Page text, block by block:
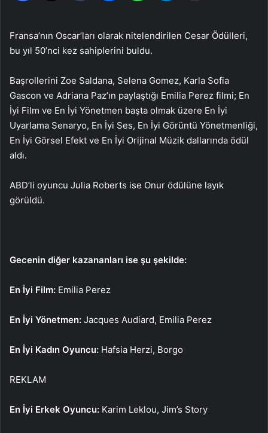
Fransa’nın Oscar’ları olarak nitelendirilen Cesar Ödülleri,
bu yıl 50’nci kez sahiplerini buldu.
Başrollerini Zoe Saldana, Selena Gomez, Karla Sofia
Gascon ve Adriana Paz’ın paylaştığı Emilia Perez filmi; En
İyi Film ve En İyi Yönetmen başta olmak üzere En İyi
Uyarlama Senaryo, En İyi Ses, En İyi Görüntü Yönetmenliği,
En İyi Görsel Efekt ve En İyi Orijinal Müzik dallarında ödül
aldı.
ABD’li oyuncu Julia Roberts ise Onur ödülüne layık
görüldü.
Gecenin diğer kazananları ise şu şekilde:
En İyi Film: Emilia Perez
En İyi Yönetmen: Jacques Audiard, Emilia Perez
En İyi Kadın Oyuncu: Hafsia Herzi, Borgo
REKLAM
En İyi Erkek Oyuncu: Karim Leklou, Jim’s Story